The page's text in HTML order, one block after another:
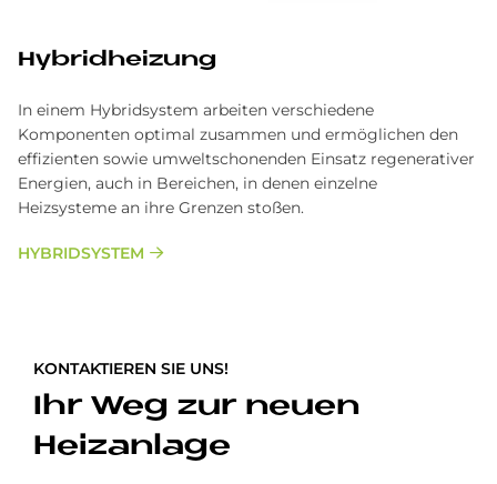
Hy­brid­hei­zung
In einem Hybridsystem arbeiten verschiedene
Komponenten optimal zusammen und ermöglichen den
effizienten sowie umweltschonenden Einsatz regenerativer
Energien, auch in Bereichen, in denen einzelne
Heizsysteme an ihre Grenzen stoßen.
HYBRIDSYSTEM
KONTAKTIEREN SIE UNS!
Ihr Weg zur neuen
Heizanlage